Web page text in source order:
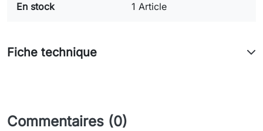
En stock 1 Article
Fiche technique
Commentaires (0)